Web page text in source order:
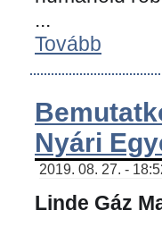
...
Tovább
Nyári
2019. 08. 27. -
Linde Gáz